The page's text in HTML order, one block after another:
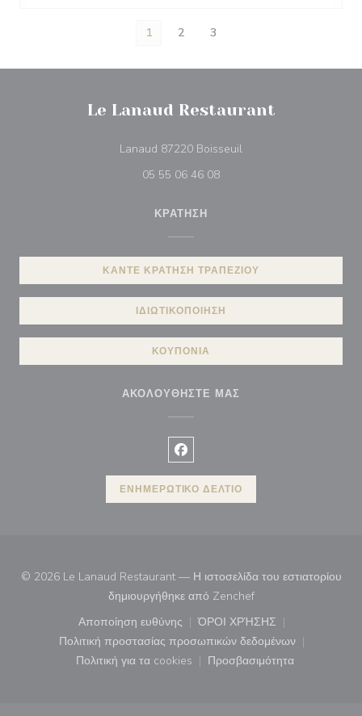
1 2 3
Le Lanaud Restaurant
Lanaud 87220 Boisseuil((ανοίγει σε νέο
05 55 06 46 08
ΚΡΆΤΗΣΗ
ΚΆΝΤΕ ΚΡΆΤΗΣΗ ΤΡΑΠΕΖΙΟΎ
ΙΔΙΩΤΙΚΟΠΟΊΗΣΗ
ΚΟΥΠΌΝΙΑ
ΑΚΟΛΟΥΘΉΣΤΕ ΜΑΣ
Facebook ((ανοίγει σε νέο
ΕΝΗΜΕΡΩΤΙΚΌ ΔΕΛΤΊΟ
© 2026 Le Lanaud Restaurant — Η ιστοσελίδα του εστιατορίου
δημιουργήθηκε από Zenchef((ανοίγει σε νέο
Αποποίηση ευθύνης
((ανοίγει σε νέο παράθυρο))
ΌΡΟΙ ΧΡΉΣΗΣ
((ανοίγει σε νέο
Πολιτική προστασίας προσωπικών δεδομένων
((ανοίγει σε νέο παράθυρο))
Πολιτική για τα cookies
((ανοίγει σε νέο παράθυρο))
Προσβασιμότητα
((ανοίγει σε νέο